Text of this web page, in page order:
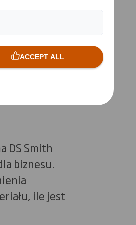
każdej
DS Smith
biznesu.
ile jest